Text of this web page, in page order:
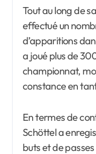
Tout au long de
effectué un
d’apparitions
a joué plus de
championnat,
constance en
En termes de
Schöttel a
buts et de